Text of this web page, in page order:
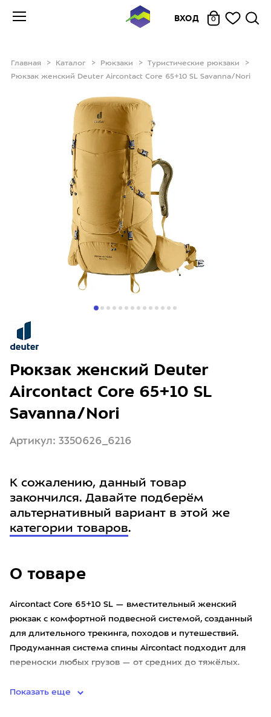
ВХОД 0
Главная Каталог Рюкзаки
Туристические рюкзаки
Рюкзак женский Deuter Aircontact Core 65+10 SL Savanna/Nori
О товаре
Aircontact Core 65+10 SL — вместительный женский
рюкзак с комфортной подвесной системой, созданный
для длительного трекинга, походов и путешествий.
Продуманная система спины Aircontact подходит для
переноски любых грузов — от средних до тяжёлых.
Показать еще
Рюкзак женский Deuter
Aircontact Core 65+10 SL
Savanna/Nori
Артикул: 3350626_6216
К сожалению, данный товар
закончился. Давайте подберём
альтернативный вариант в этой же
категории товаров.